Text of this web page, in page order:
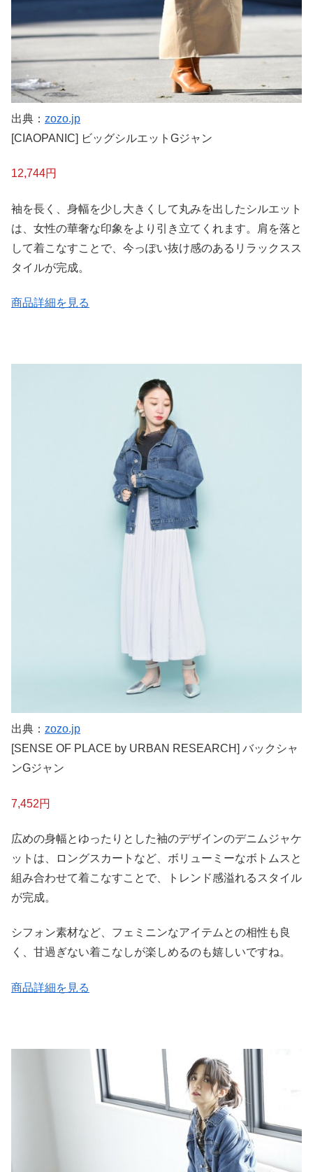
出典： zozo.jp
[CIAOPANIC] ビッグシルエットGジャン
12,744円
袖を長く、身幅を少し大きくして丸みを出したシルエット
は、女性の華奢な印象をより引き立てくれます。肩を落と
して着こなすことで、今っぽい抜け感のあるリラックスス
タイルが完成。
商品詳細を見る
出典： zozo.jp
[SENSE OF PLACE by URBAN RESEARCH] バックシャ
ンGジャン
7,452円
広めの身幅とゆったりとした袖のデザインのデニムジャケ
ットは、ロングスカートなど、ボリューミーなボトムスと
組み合わせて着こなすことで、トレンド感溢れるスタイル
が完成。
シフォン素材など、フェミニンなアイテムとの相性も良
く、甘過ぎない着こなしが楽しめるのも嬉しいですね。
商品詳細を見る